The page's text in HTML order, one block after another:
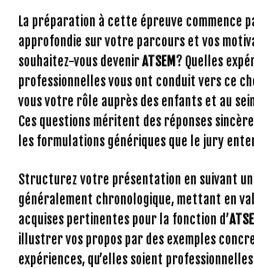
La préparation à cette épreuve commence
approfondie sur votre parcours et vos
souhaitez-vous devenirATSEM ? Quelles
professionnelles vous ont conduit vers ce
vous votre rôle auprès des enfants et au
Ces questions méritent des réponses
les formulations génériques que le jury
Structurez votre présentation en suivant
généralement chronologique, mettant en
acquises pertinentes pour la fonction d’
illustrer vos propos par des exemples
expériences, qu’elles soient